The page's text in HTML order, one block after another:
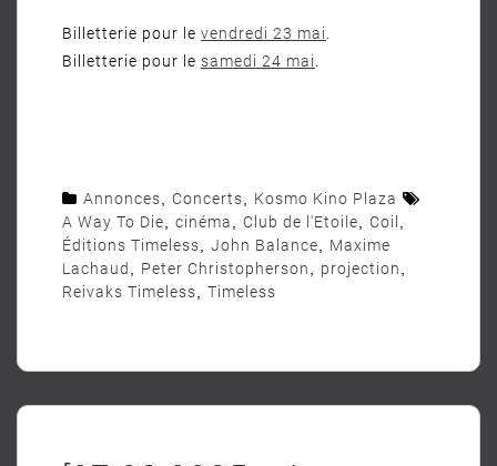
Billetterie pour le vendredi 23 mai
Billetterie pour le samedi 24 mai
Annonces Concerts
Kosmo Kino Plaza
A Way To Die
cinéma Club de l'Etoile Coil
Éditions Timeless
John Balance
Maxime
Lachaud
Peter Christopherson projection
Reivaks Timeless
Timeless